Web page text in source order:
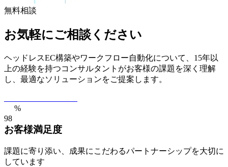
無料相談
お気軽にご相談ください
ヘッドレスEC構築やワークフロー自動化について、15年以
上の経験を持つコンサルタントがお客様の課題を深く理解
し、最適なソリューションをご提案します。
98
%
お客様満足度
課題に寄り添い、成果にこだわるパートナーシップを大切に
しています